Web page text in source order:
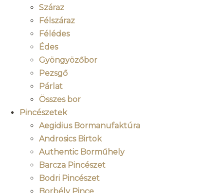
Száraz
Félszáraz
Félédes
Édes
Gyöngyözőbor
Pezsgő
Párlat
Összes bor
Pincészetek
Aegidius Bormanufaktúra
Androsics Birtok
Authentic Borműhely
Barcza Pincészet
Bodri Pincészet